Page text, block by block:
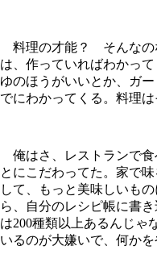
料理の才能？ そんなの
は、作っていればわかっ
ゆのほうがいいとか、ガ
でにわかってくる。料理
俺はさ、レストランで食
とにこだわってた。家で
して、もっと美味しいも
ら、自分のレシピ帳に書
は200種類以上あるんじゃ
いるのが大嫌いで、何か